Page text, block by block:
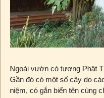
Ngoài vườn có tượng Phật
Gần đó có một số cây do
niệm, có gắn biển tên cùng